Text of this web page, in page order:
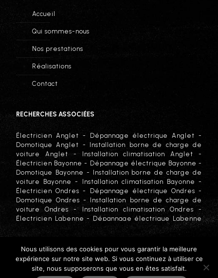
Accueil
Qui sommes-nous
Nos prestations
Réalisations
Contact
RECHERCHES ASSOCIÉES
Électricien Anglet - Dépannage électrique Anglet -
Domotique Anglet -
Installation borne de charge de
voiture Anglet- Installation climatisation Anglet -
Électricien Bayonne - Dépannage électrique Bayonne -
Domotique Bayonne -
Installation borne de charge de
voiture Bayonne - Installation climatisation Bayonne -
Électricien Ondres - Dépannage électrique Ondres -
Domotique Ondres -
Installation borne de charge de
voiture Ondres -Installation climatisation Ondres -
Électricien Labenne -
Dépannage électrique Labenne
Domotique Labenne
Installation borne de charge de
voiture Labenne
Installation climatisation Labenne
Électricien Hossegor - Dépannage électrique Hossegor
Domotique Hossegor
Installation borne de charge
de voiture Hossegor
Installation climatisation
Hossegor
Électricien Seignosse
© Copyright 2026 BG CONCEPT. Tous droits réservés -
Site réalisé par :
Agence de
Nous utilisons des cookies pour vous garantir la meilleure
expérience sur notre site web. Si vous continuez à utiliser ce
site, nous supposerons que vous en êtes satisfait.